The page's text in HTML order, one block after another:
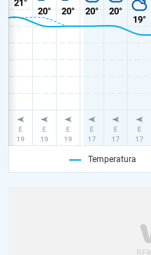
Temperatura